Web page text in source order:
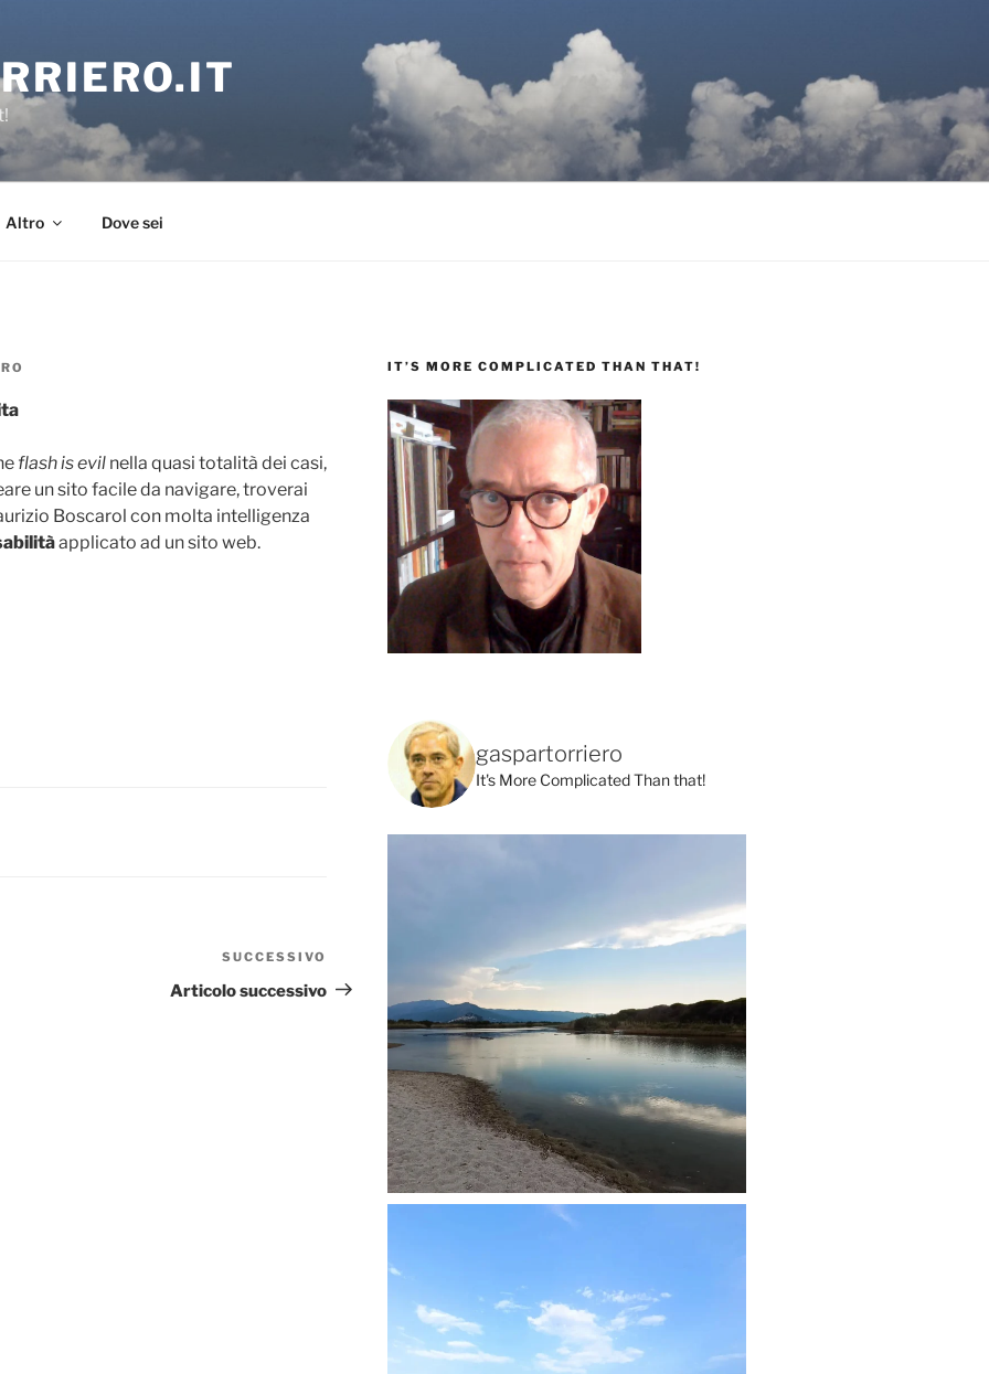
Altro Dove sei
flash is evil nella quasi totalità dei casi,
un sito facile da navigare, troverai
Boscarol con molta intelligenza
applicato ad un sito web.
successivo
SUCCESSIVO
Articolo successivo
IT’S MORE COMPLICATED THAN THAT!
gaspartorriero
It's More Complicated Than that!